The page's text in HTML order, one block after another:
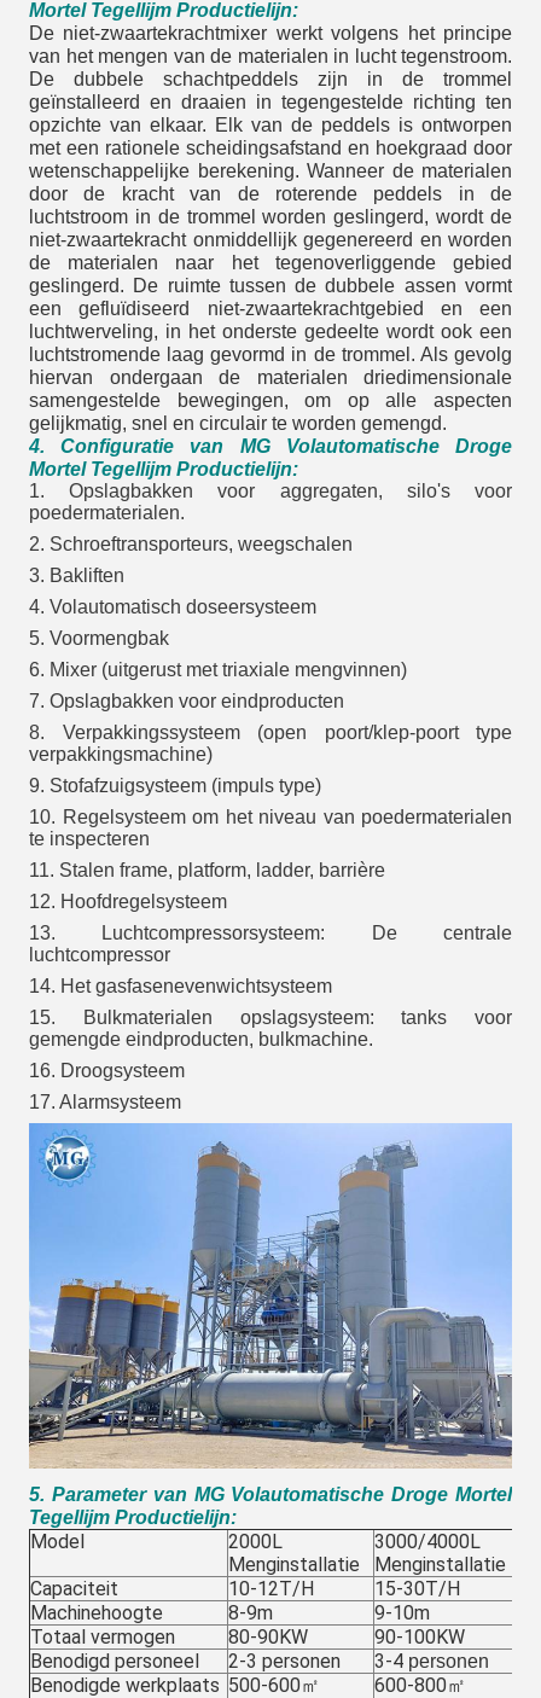
Mortel Tegellijm Productielijn:
De niet-zwaartekrachtmixer werkt volgens het principe
van het mengen van de materialen in lucht tegenstroom.
De dubbele schachtpeddels zijn in de trommel
geïnstalleerd en draaien in tegengestelde richting ten
opzichte van elkaar. Elk van de peddels is ontworpen
met een rationele scheidingsafstand en hoekgraad door
wetenschappelijke berekening. Wanneer de materialen
door de kracht van de roterende peddels in de
luchtstroom in de trommel worden geslingerd, wordt de
niet-zwaartekracht onmiddellijk gegenereerd en worden
de materialen naar het tegenoverliggende gebied
geslingerd. De ruimte tussen de dubbele assen vormt
een gefluïdiseerd niet-zwaartekrachtgebied en een
luchtwerveling, in het onderste gedeelte wordt ook een
luchtstromende laag gevormd in de trommel. Als gevolg
hiervan ondergaan de materialen driedimensionale
samengestelde bewegingen, om op alle aspecten
gelijkmatig, snel en circulair te worden gemengd.
4. Configuratie van MG Volautomatische Droge
Mortel Tegellijm Productielijn:
1. Opslagbakken voor aggregaten, silo's voor
poedermaterialen.
2. Schroeftransporteurs, weegschalen
3. Bakliften
4. Volautomatisch doseersysteem
5. Voormengbak
6. Mixer (uitgerust met triaxiale mengvinnen)
7. Opslagbakken voor eindproducten
8. Verpakkingssysteem (open poort/klep-poort type
verpakkingsmachine)
9. Stofafzuigsysteem (impuls type)
10. Regelsysteem om het niveau van poedermaterialen
te inspecteren
11. Stalen frame, platform, ladder, barrière
12. Hoofdregelsysteem
13. Luchtcompressorsysteem: De centrale
luchtcompressor
14. Het gasfasenevenwichtsysteem
15. Bulkmaterialen opslagsysteem: tanks voor
gemengde eindproducten, bulkmachine.
16. Droogsysteem
17. Alarmsysteem
5. Parameter van MG Volautomatische Droge Mortel
Tegellijm Productielijn:
Model
2000L
Menginstallatie
3000/4000L
Menginstallatie
Capaciteit
10-12T/H 15-30T/H
Machinehoogte
8-9m 9-10m
Totaal vermogen
80-90KW 90-100KW
Benodigd personeel
2-3 personen 3-4 personen
Benodigde werkplaats 500-600㎡ 600-800㎡